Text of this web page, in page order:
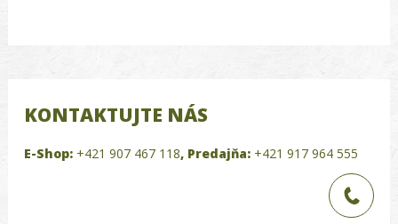
KONTAKTUJTE NÁS
E-Shop: +421 907 467 118, Predajňa: +421 917 964 555